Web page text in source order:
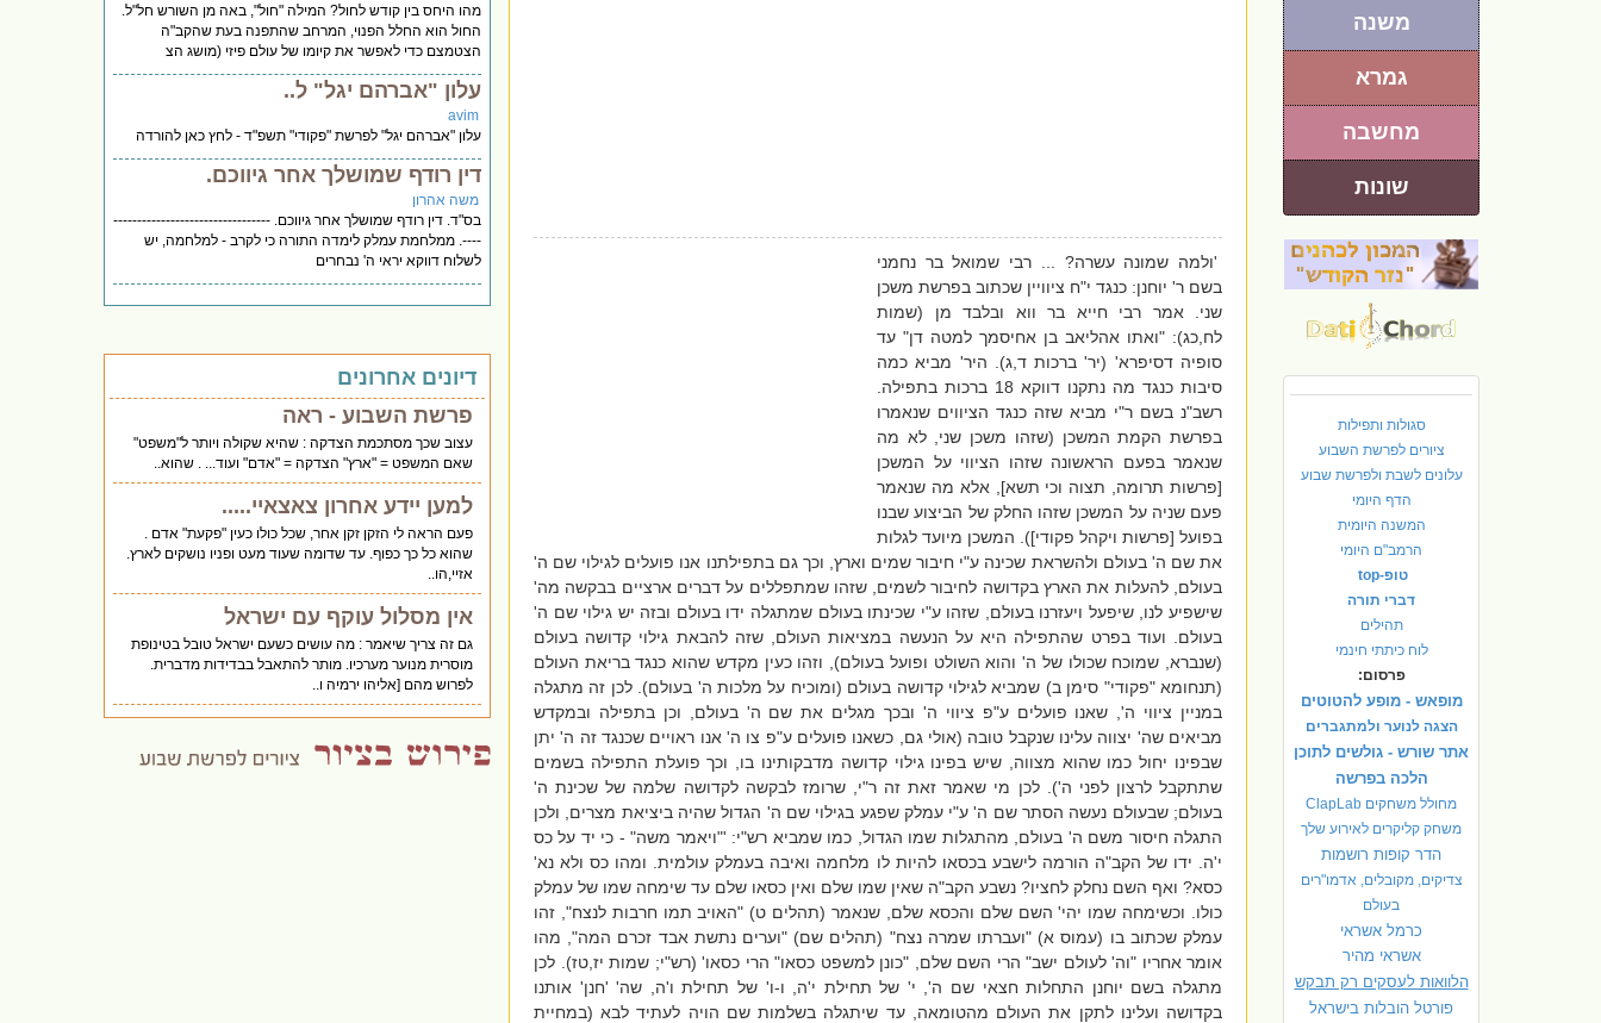
משנה
גמרא
מחשבה
שונות
סגולות ותפילות
ציורים לפרשת השבוע
עלונים לשבת ולפרשת שבוע
הדף היומי
המשנה היומית
הרמב"ם היומי
טופ-top
דברי תורה
תהילים
לוח כיתתי חינמי
פרסום:
מופאש - מופע להטוטים
הצגה לנוער ולמתגברים
אתר שורש - גולשים לתוכן
הלכה בפרשה
מחולל משחקים ClapLab
משחק קליקרים לאירוע שלך
הדר קופות רושמות
צדיקים, מקובלים, אדמו"רים
בעולם
כרמל אשראי
אשראי מהיר
הלוואות לעסקים רק תבקש
פורטל הובלות בישראל
'ולמה שמונה עשרה? ... רבי שמואל בר נחמני
בשם ר' יוחנן: כנגד י"ח ציוויין שכתוב בפרשת משכן
שני. אמר רבי חייא בר ווא ובלבד מן (שמות
לח,כג): "ואתו אהליאב בן אחיסמך למטה דן" עד
סופיה דסיפרא' (יר' ברכות ד,ג). היר' מביא כמה
סיבות כנגד מה נתקנו דווקא 18 ברכות בתפילה.
רשב"נ בשם ר"י מביא שזה כנגד הציווים שנאמרו
בפרשת הקמת המשכן (שזהו משכן שני, לא מה
שנאמר בפעם הראשונה שזהו הציווי על המשכן
[פרשות תרומה, תצוה וכי תשא], אלא מה שנאמר
פעם שניה על המשכן שזהו החלק של הביצוע שבנו
בפועל [פרשות ויקהל פקודי]). המשכן מיועד לגלות
את שם ה' בעולם ולהשראת שכינה ע"י חיבור שמים וארץ, וכך גם בתפילתנו אנו פועלים לגילוי שם ה'
בעולם, להעלות את הארץ בקדושה לחיבור לשמים, שזהו שמתפללים על דברים ארציים בבקשה מה'
שישפיע לנו, שיפעל ויעזרנו בעולם, שזהו ע"י שכינתו בעולם שמתגלה ידו בעולם ובזה יש גילוי שם ה'
בעולם. ועוד בפרט שהתפילה היא על הנעשה במציאות העולם, שזה להבאת גילוי קדושה בעולם
(שנברא, שמוכח שכולו של ה' והוא השולט ופועל בעולם), וזהו כעין מקדש שהוא כנגד בריאת העולם
(תנחומא "פקודי" סימן ב) שמביא לגילוי קדושה בעולם (ומוכיח על מלכות ה' בעולם). לכן זה מתגלה
במניין ציווי ה', שאנו פועלים ע"פ ציווי ה' ובכך מגלים את שם ה' בעולם, וכן בתפילה ובמקדש
מביאים שה' יצווה עלינו שנקבל טובה (אולי גם, כשאנו פועלים ע"פ צו ה' אנו ראויים שכנגד זה ה' יתן
שבפינו יחול כמו שהוא מצווה, שיש בפינו גילוי קדושה מדבקותינו בו, וכך פועלת התפילה בשמים
שתתקבל לרצון לפני ה'). לכן מי שאמר זאת זה ר"י, שרומז לבקשה לקדושה שלמה של שכינת ה'
בעולם; שבעולם נעשה הסתר שם ה' ע"י עמלק שפגע בגילוי שם ה' הגדול שהיה ביציאת מצרים, ולכן
התגלה חיסור משם ה' בעולם, מהתגלות שמו הגדול, כמו שמביא רש"י: '"ויאמר משה" - כי יד על כס
י'ה. ידו של הקב"ה הורמה לישבע בכסאו להיות לו מלחמה ואיבה בעמלק עולמית. ומהו כס ולא נא'
כסא? ואף השם נחלק לחציו? נשבע הקב"ה שאין שמו שלם ואין כסאו שלם עד שימחה שמו של עמלק
כולו. וכשימחה שמו יהי' השם שלם והכסא שלם, שנאמר (תהלים ט) "האויב תמו חרבות לנצח", זהו
עמלק שכתוב בו (עמוס א) "ועברתו שמרה נצח" (תהלים שם) "וערים נתשת אבד זכרם המה", מהו
אומר אחריו "וה' לעולם ישב" הרי השם שלם, "כונן למשפט כסאו" הרי כסאו' (רש"י; שמות יז,טז). לכן
מתגלה בשם יוחנן התחלות חצאי שם ה', י' של תחילת י'ה, ו-ו' של תחילת ו'ה, שה' 'חנן' אותנו
בקדושה ועלינו לתקן את העולם מהטומאה, עד שיתגלה בשלמות שם הויה לעתיד לבא (במחיית
מהו היחס בין קודש לחול? המילה "חול", באה מן השורש חל"ל.
החול הוא החלל הפנוי, המרחב שהתפנה בעת שהקב"ה
הצטמצם כדי לאפשר את קיומו של עולם פיזי (מושג הצ
עלון "אברהם יגל" ל..
avim
עלון "אברהם יגל" לפרשת "פקודי" תשפ"ד - לחץ כאן להורדה
דין רודף שמושלך אחר גיווכם.
משה אהרון
בס"ד. דין רודף שמושלך אחר גיווכם. ---------------------------------
----. ממלחמת עמלק לימדה התורה כי לקרב - למלחמה, יש
לשלוח דווקא יראי ה' נבחרים
דיונים אחרונים
פרשת השבוע - ראה
עצוב שכך מסתכמת הצדקה : שהיא שקולה ויותר ל"משפט"
שאם המשפט = "ארץ" הצדקה = "אדם" ועוד... . שהוא..
למען יידע אחרון צאצאיי.....
פעם הראה לי הזקן זקן אחר, שכל כולו כעין "פקעת" אדם .
שהוא כל כך כפוף. עד שדומה שעוד מעט ופניו נושקים לארץ.
אזיי,הו..
אין מסלול עוקף עם ישראל
גם זה צריך שיאמר : מה עושים כשעם ישראל טובל בטינופת
מוסרית מנוער מערכיו. מותר להתאבל בבדידות מדברית.
לפרוש מהם [אליהו ירמיה ו..